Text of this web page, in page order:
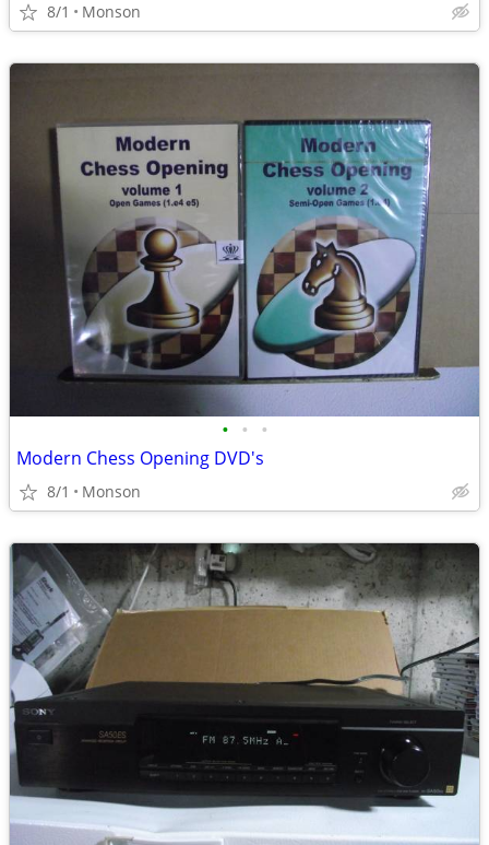
8/1 Monson
• • •
Modern Chess Opening DVD's
8/1 Monson